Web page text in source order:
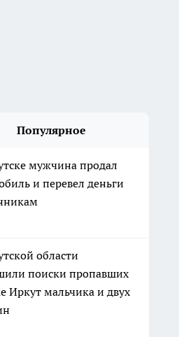
Популярное
мужчина продал
и перевел деньги
области
поиски пропавших
Иркут мальчика и двух